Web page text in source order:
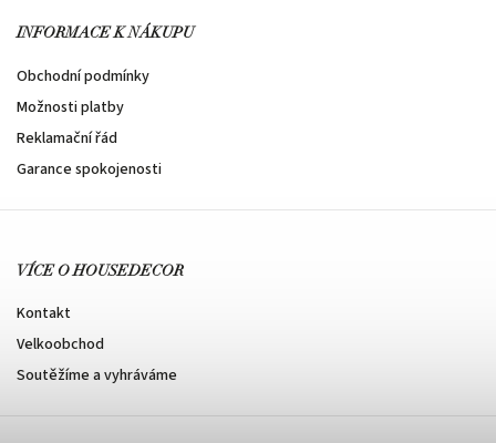
INFORMACE K NÁKUPU
Obchodní podmínky
Možnosti platby
Reklamační řád
Garance spokojenosti
VÍCE O HOUSEDECOR
Kontakt
Velkoobchod
Soutěžíme a vyhráváme